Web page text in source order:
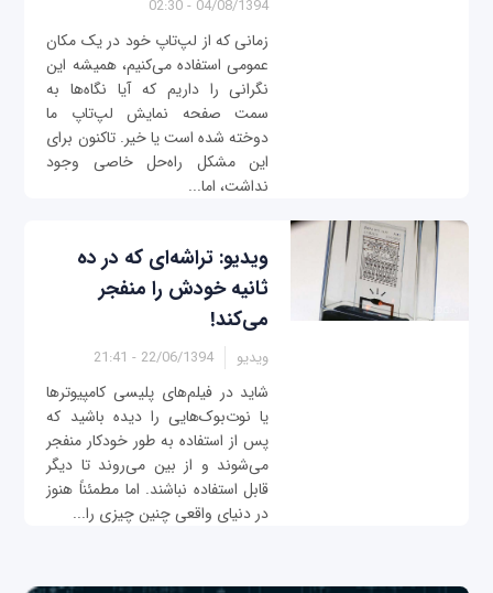
04/08/1394 - 02:30
زمانی که از لپ‌تاپ خود در یک مکان
عمومی استفاده می‌کنیم، همیشه این
نگرانی را داریم که آیا نگاه‌ها به
سمت صفحه نمایش لپ‌تاپ ما
دوخته شده است یا خیر. تاکنون برای
این مشکل راه‌حل خاصی وجود
نداشت، اما...
ویدیو: تراشه‌ای که در ده
ثانیه خودش را منفجر
می‌کند!
ویدیو 22/06/1394 - 21:41
شاید در فیلم‌های پلیسی کامپیوترها
یا نوت‌بوک‌هایی را دیده باشید که
پس از استفاده به طور خودکار منفجر
می‌شوند و از بین می‌روند تا دیگر
قابل استفاده نباشند. اما مطمئناً هنوز
در دنیای واقعی چنین چیزی را...